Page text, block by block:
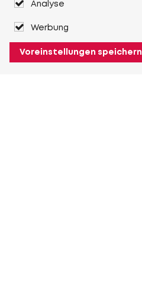
Analyse
Werbung
Voreinstellungen speichern